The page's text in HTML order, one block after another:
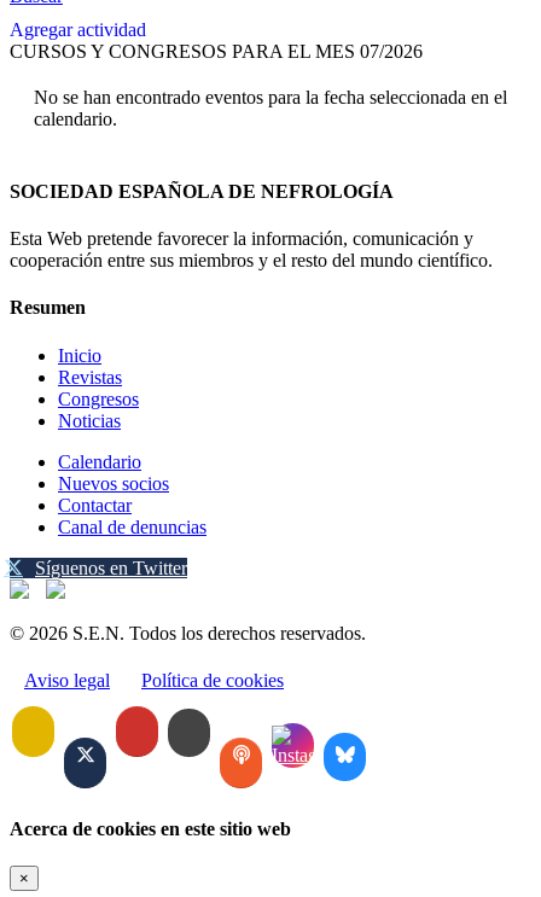
Agregar actividad
CURSOS Y CONGRESOS PARA EL MES 07/2026
No se han encontrado eventos para la fecha seleccionada en el
calendario.
SOCIEDAD ESPAÑOLA DE NEFROLOGÍA
Esta Web pretende favorecer la información, comunicación y
cooperación entre sus miembros y el resto del mundo científico.
Resumen
Inicio
Revistas
Congresos
Noticias
Calendario
Nuevos socios
Contactar
Canal de denuncias
Síguenos en Twitter
© 2026 S.E.N. Todos los derechos reservados.
Aviso legal Política de cookies
Acerca de cookies en este sitio web
×